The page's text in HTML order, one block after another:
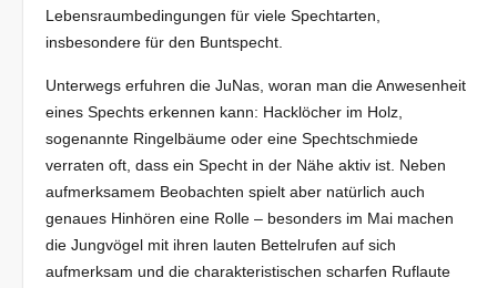
Lebensraumbedingungen für viele Spechtarten,
insbesondere für den Buntspecht.
Unterwegs erfuhren die JuNas, woran man die Anwesenheit
eines Spechts erkennen kann: Hacklöcher im Holz,
sogenannte Ringelbäume oder eine Spechtschmiede
verraten oft, dass ein Specht in der Nähe aktiv ist. Neben
aufmerksamem Beobachten spielt aber natürlich auch
genaues Hinhören eine Rolle – besonders im Mai machen
die Jungvögel mit ihren lauten Bettelrufen auf sich
aufmerksam und die charakteristischen scharfen Ruflaute